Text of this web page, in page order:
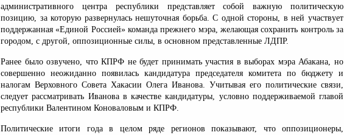
административного центра республики представляет собой важную политическую
позицию, за которую развернулась нешуточная борьба. С одной стороны, в ней участвует
поддержанная «Единой Россией» команда прежнего мэра, желающая сохранить контроль за
городом, с другой, оппозиционные силы, в основном представленные ЛДПР.
Ранее было озвучено, что КПРФ не будет принимать участия в выборах мэра Абакана, но
совершенно неожиданно появилась кандидатура председателя комитета по бюджету и
налогам Верховного Совета Хакасии Олега Иванова. Учитывая его политические связи,
следует рассматривать Иванова в качестве кандидатуры, условно поддерживаемой главой
республики Валентином Коноваловым и КПРФ.
Политические итоги года в целом ряде регионов показывают, что оппозиционеры,